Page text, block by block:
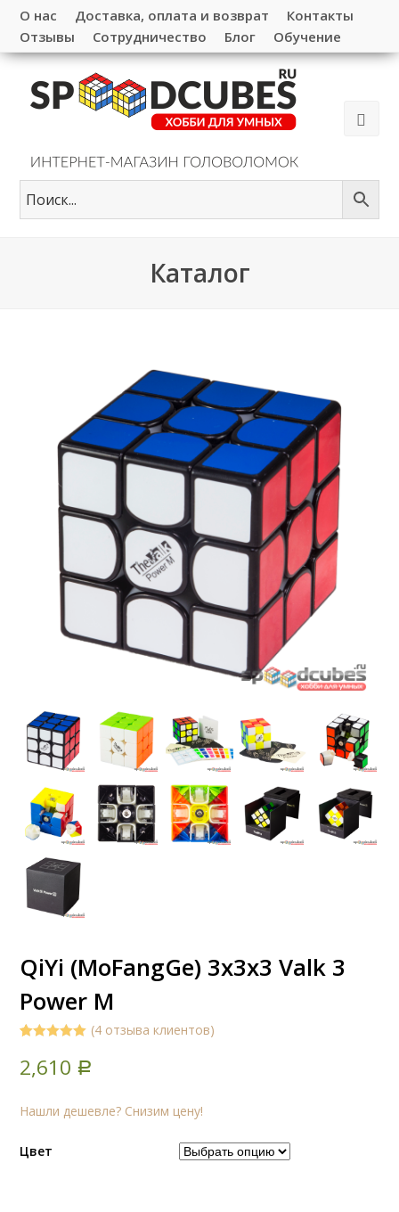
О нас Доставка, оплата и возврат
Контакты
Отзывы
Сотрудничество Блог Обучение
Каталог
QiYi (MoFangGe) 3x3x3 Valk 3
Power M
based on
customer
(4 отзыва клиентов)
2,610 Р
Нашли дешевле? Снизим цену!
Цвет